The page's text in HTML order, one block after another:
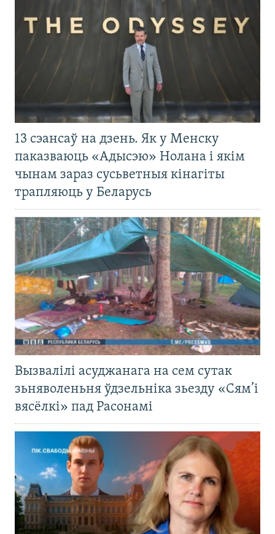
13 сэансаў на дзень. Як у Менску
паказваюць «Адысэю» Нолана і якім
чынам зараз сусьветныя кінагіты
трапляюць у Беларусь
Вызвалілі асуджанага на сем сутак
зьняволеньня ўдзельніка зьезду «Сям’і
вясёлкі» пад Расонамі